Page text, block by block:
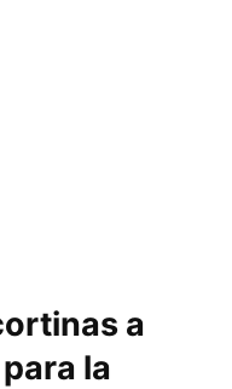
a
la